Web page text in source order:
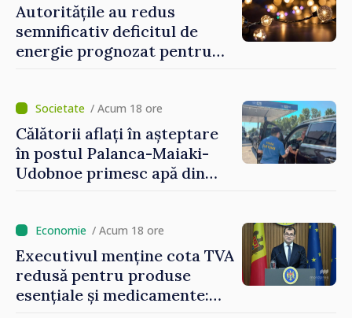
Autoritățile au redus
semnificativ deficitul de
energie prognozat pentru
/ Acum 18 ore
Călătorii aflați în așteptare
în postul Palanca-Maiaki-
Udobnoe primesc apă din
/ Acum 18 ore
Executivul menține cota TVA
redusă pentru produse
esențiale și medicamente: